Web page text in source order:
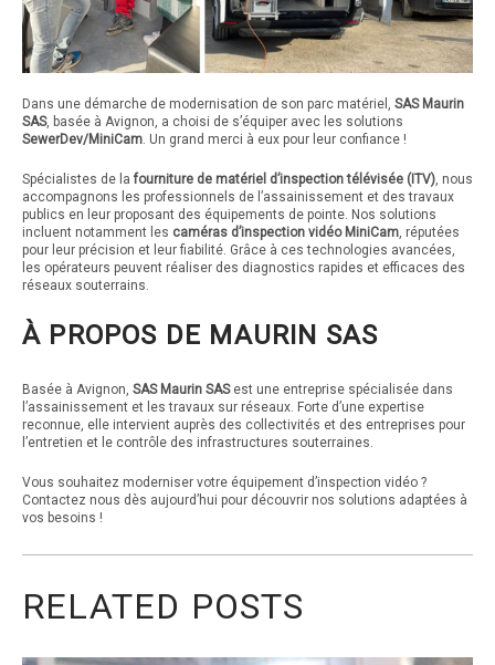
Dans une démarche de modernisation de son parc matériel, SAS Maurin
SAS, basée à Avignon, a choisi de s’équiper avec les solutions
SewerDev/MiniCam. Un grand merci à eux pour leur confiance !
Spécialistes de la fourniture de matériel d’inspection télévisée (ITV), nous
accompagnons les professionnels de l’assainissement et des travaux
publics en leur proposant des équipements de pointe. Nos solutions
incluent notamment les caméras d’inspection vidéo MiniCam, réputées
pour leur précision et leur fiabilité. Grâce à ces technologies avancées,
les opérateurs peuvent réaliser des diagnostics rapides et efficaces des
réseaux souterrains.
À PROPOS DE MAURIN SAS
Basée à Avignon, SAS Maurin SASest une entreprise spécialisée dans
l’assainissement et les travaux sur réseaux. Forte d’une expertise
reconnue, elle intervient auprès des collectivités et des entreprises pour
l’entretien et le contrôle des infrastructures souterraines.
Vous souhaitez moderniser votre équipement d’inspection vidéo ?
Contactez nous dès aujourd’hui pour découvrir nos solutions adaptées à
vos besoins !
RELATED POSTS